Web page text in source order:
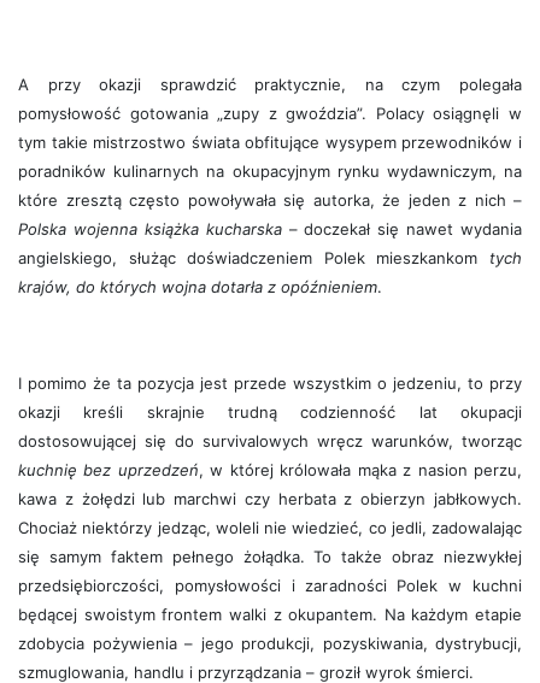
A przy okazji sprawdzić praktycznie, na czym polegała
pomysłowość gotowania „zupy z gwoździa”. Polacy osiągnęli w
tym takie mistrzostwo świata obfitujące wysypem przewodników i
poradników kulinarnych na okupacyjnym rynku wydawniczym, na
które zresztą często powoływała się autorka, że jeden z nich –
Polska wojenna książka kucharska– doczekał się nawet wydania
angielskiego, służąc doświadczeniem Polek mieszkankom tych
krajów, do których wojna dotarła z opóźnieniem.
I pomimo że ta pozycja jest przede wszystkim o jedzeniu, to przy
okazji kreśli skrajnie trudną codzienność lat okupacji
dostosowującej się do survivalowych wręcz warunków, tworząc
kuchnię bez uprzedzeń, w której królowała mąka z nasion perzu,
kawa z żołędzi lub marchwi czy herbata z obierzyn jabłkowych.
Chociaż niektórzy jedząc, woleli nie wiedzieć, co jedli, zadowalając
się samym faktem pełnego żołądka. To także obraz niezwykłej
przedsiębiorczości, pomysłowości i zaradności Polek w kuchni
będącej swoistym frontem walki z okupantem. Na każdym etapie
zdobycia pożywienia – jego produkcji, pozyskiwania, dystrybucji,
szmuglowania, handlu i przyrządzania – groził wyrok śmierci.